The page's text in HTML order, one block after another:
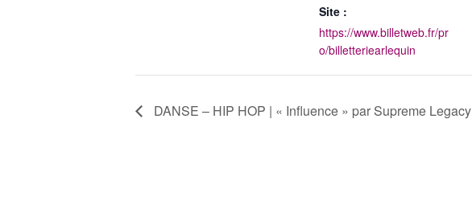
Site :
https://www.billetweb.fr/pr
o/billetteriearlequin
DANSE – HIP HOP | « Influence » par Supreme Legacy